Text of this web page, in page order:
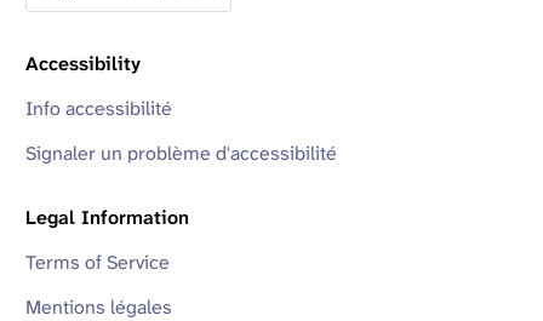
Accessibility
Info accessibilité
Signaler un problème d'accessibilité
Legal Information
Terms of Service
Mentions légales